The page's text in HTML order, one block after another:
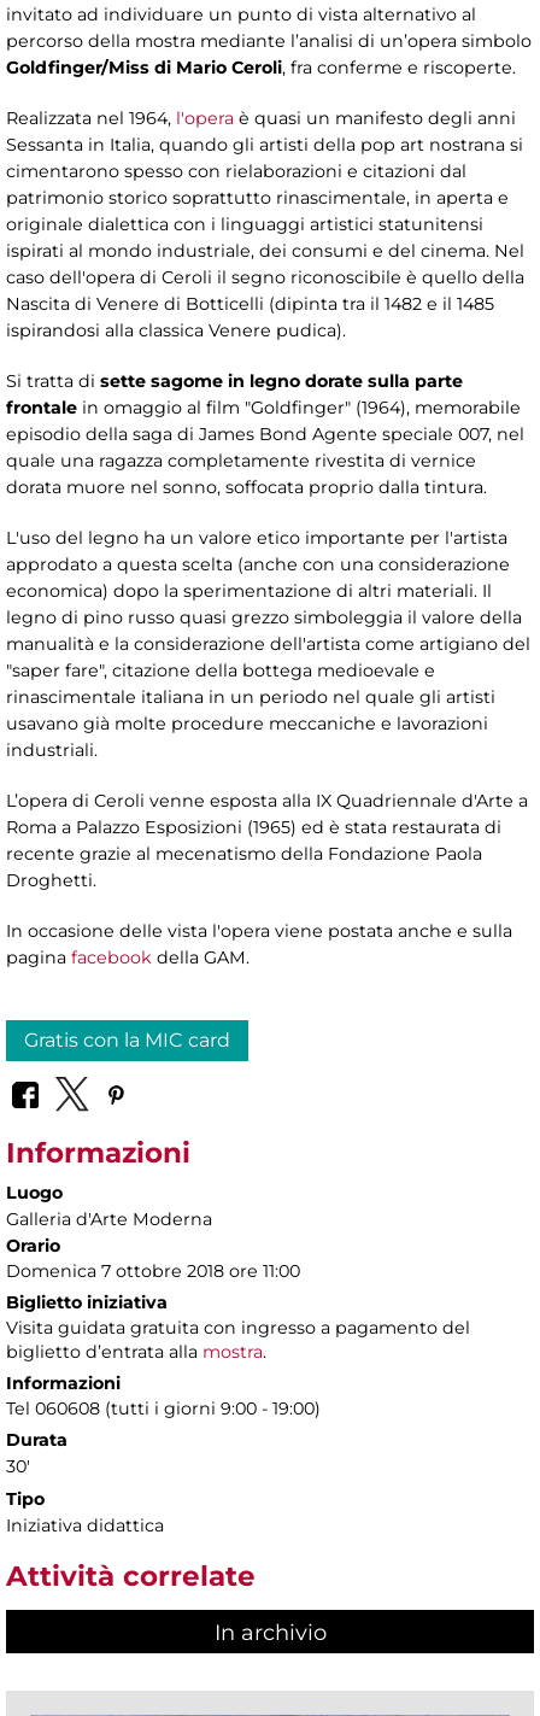
invitato ad individuare un punto di vista alternativo al
percorso della mostra mediante l’analisi di un’opera simbolo
Goldfinger/Miss di Mario Ceroli, fra conferme e riscoperte.
Realizzata nel 1964, l'opera è quasi un manifesto degli anni
Sessanta in Italia, quando gli artisti della pop art nostrana si
cimentarono spesso con rielaborazioni e citazioni dal
patrimonio storico soprattutto rinascimentale, in aperta e
originale dialettica con i linguaggi artistici statunitensi
ispirati al mondo industriale, dei consumi e del cinema. Nel
caso dell'opera di Ceroli il segno riconoscibile è quello della
Nascita di Venere di Botticelli (dipinta tra il 1482 e il 1485
ispirandosi alla classica Venere pudica).
Si tratta di sette sagome in legno dorate sulla parte
frontale in omaggio al film "Goldfinger" (1964), memorabile
episodio della saga di James Bond Agente speciale 007, nel
quale una ragazza completamente rivestita di vernice
dorata muore nel sonno, soffocata proprio dalla tintura.
L'uso del legno ha un valore etico importante per l'artista
approdato a questa scelta (anche con una considerazione
economica) dopo la sperimentazione di altri materiali. Il
legno di pino russo quasi grezzo simboleggia il valore della
manualità e la considerazione dell'artista come artigiano del
"saper fare", citazione della bottega medioevale e
rinascimentale italiana in un periodo nel quale gli artisti
usavano già molte procedure meccaniche e lavorazioni
industriali.
L’opera di Ceroli venne esposta alla IX Quadriennale d'Arte a
Roma a Palazzo Esposizioni (1965) ed è stata restaurata di
recente grazie al mecenatismo della Fondazione Paola
Droghetti.
In occasione delle vista l'opera viene postata anche e sulla
pagina facebook della GAM.
Gratis con la MIC card
Informazioni
Luogo
Galleria d'Arte Moderna
Orario
Domenica 7 ottobre 2018 ore 11:00
Biglietto iniziativa
Visita guidata gratuita con ingresso a pagamento del
biglietto d’entrata alla mostra.
Informazioni
Tel 060608 (tutti i giorni 9:00 - 19:00)
Durata
30'
Tipo
Iniziativa didattica
Attività correlate
In archivio